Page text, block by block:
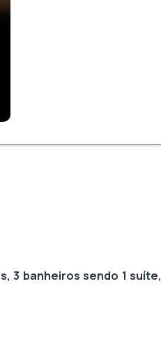
3 banheiros sendo 1 suíte,